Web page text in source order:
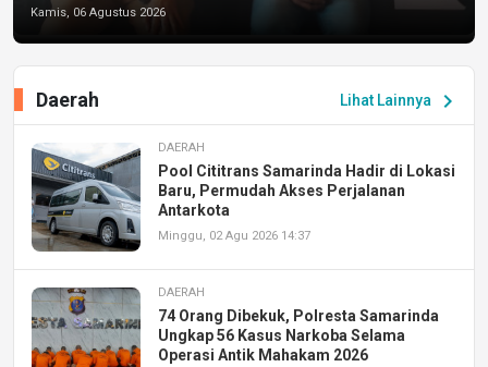
Kamis, 06 Agustus 2026
Lihat Lainnya chevron_right
Daerah
DAERAH
Pool Cititrans Samarinda Hadir di Lokasi
Baru, Permudah Akses Perjalanan
Antarkota
Minggu, 02 Agu 2026 14:37
DAERAH
74 Orang Dibekuk, Polresta Samarinda
Ungkap 56 Kasus Narkoba Selama
Operasi Antik Mahakam 2026